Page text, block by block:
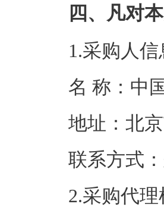
四、凡对
1.采购人信
名 称
地址：
联系方
2.采购代